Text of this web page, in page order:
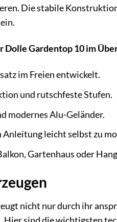
Die stabile
Gardentop 10 im
im Freien entwickelt.
und rutschfeste Stufen.
modernes Alu-Geländer.
leicht selbst zu
Gartenhaus oder
nicht nur durch ihr